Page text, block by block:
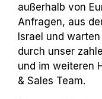
außerhalb von
Anfragen, aus
Israel und
durch unser
und im weiteren
& Sales Team.